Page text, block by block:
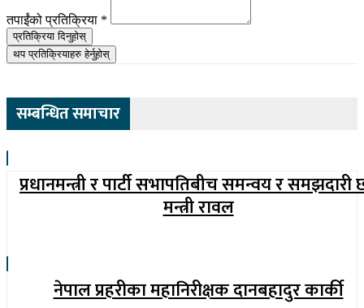
तपाईंको प्रतिक्रिया *
प्रतिक्रिया दिनुहोस्
थप प्रतिक्रियाहरु हेर्नुहोस्
सम्बन्धित समाचार
प्रधानमन्त्री र पार्टी सभापतिबीच समन्वय र समझदारी
मन्त्री रावल
नेपाल प्रहरीका महानिरीक्षक दानबहादुर कार्की